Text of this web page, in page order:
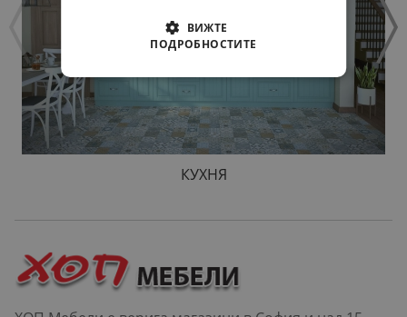
КУХНЯ
ВИЖТЕ
ПОДРОБНОСТИТЕ